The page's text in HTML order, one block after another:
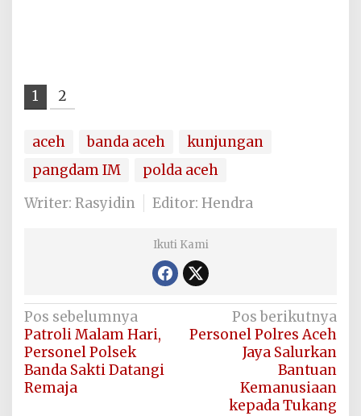
1 2
aceh banda aceh
kunjungan
pangdam IM
polda aceh
Writer: Rasyidin
Editor: Hendra
Ikuti Kami
Navigasi
pos
Pos sebelumnya
Patroli Malam Hari,
Personel Polsek
Banda Sakti Datangi
Remaja
Pos berikutnya
Personel Polres Aceh
Jaya Salurkan
Bantuan
Kemanusiaan
kepada Tukang